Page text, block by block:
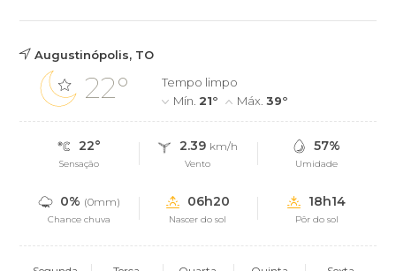
Augustinópolis, TO
22°
Tempo limpo
Mín.21° Máx.39°
22°
Sensação
2.39 km/h
Vento
57%
Umidade
0% (0mm)
Chance chuva
06h20
Nascer do sol
18h14
Pôr do sol